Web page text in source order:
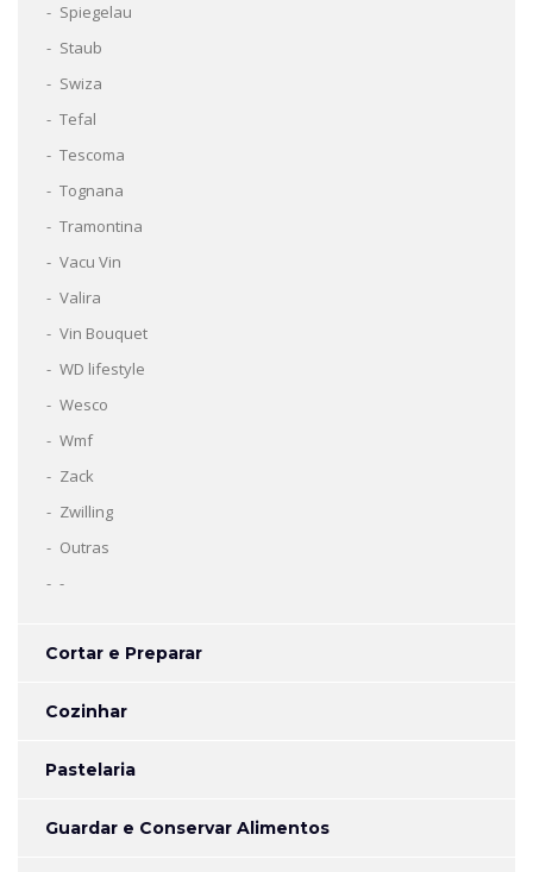
Spiegelau
Staub
Swiza
Tefal
Tescoma
Tognana
Tramontina
Vacu Vin
Valira
Vin Bouquet
WD lifestyle
Wesco
Wmf
Zack
Zwilling
Outras
-
Cortar e Preparar
Cozinhar
Pastelaria
Guardar e Conservar Alimentos